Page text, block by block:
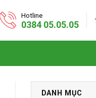
Hotline
0384 05.05.05
DANH MỤC